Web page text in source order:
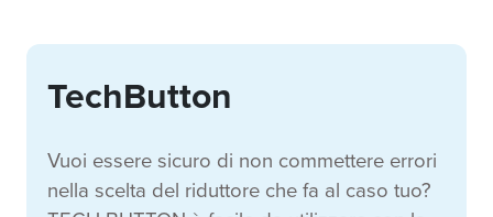
TechButton
Vuoi essere sicuro di non commettere errori
nella scelta del riduttore che fa al caso tuo?